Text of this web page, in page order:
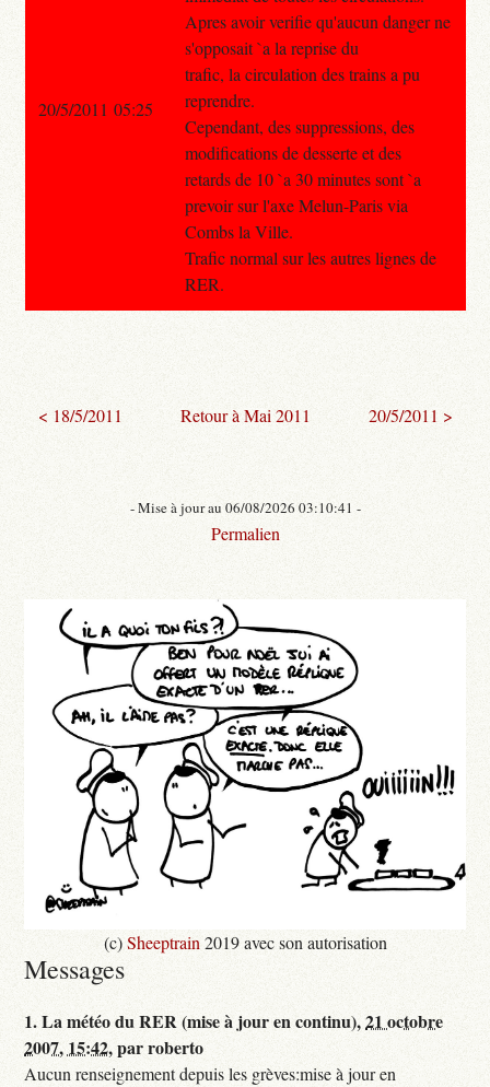
Apres avoir verifie qu'aucun danger ne
s'opposait `a la reprise du
trafic, la circulation des trains a pu
reprendre.
Cependant, des suppressions, des
modifications de desserte et des
retards de 10 `a 30 minutes sont `a
prevoir sur l'axe Melun-Paris via
Combs la Ville.
Trafic normal sur les autres lignes de
RER.
20/5/2011 05:25
< 18/5/2011 Retour à Mai 2011 20/5/2011 >
- Mise à jour au 06/08/2026 03:10:41 -
Permalien
(c)Sheeptrain 2019 avec son autorisation
Messages
1.La météo du RER (mise à jour en continu),21 octobre
2007, 15:42,parroberto
Aucun renseignement depuis les grèves:mise à jour en